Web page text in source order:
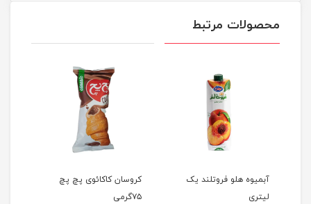
محصولات مرتبط
آبمیوه هلو فروتلند یک
لیتری
کروسان کاکائوی پچ پچ
۷۵گرمی